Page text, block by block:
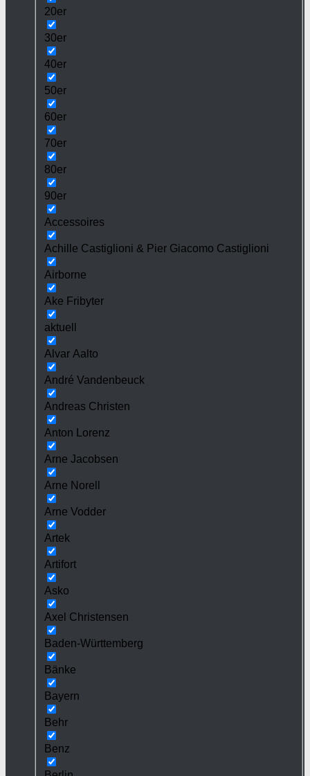
20er
30er
40er
50er
60er
70er
80er
90er
Accessoires
Achille Castiglioni & Pier Giacomo Castiglioni
Airborne
Ake Fribyter
aktuell
Alvar Aalto
André Vandenbeuck
Andreas Christen
Anton Lorenz
Arne Jacobsen
Arne Norell
Arne Vodder
Artek
Artifort
Asko
Axel Christensen
Baden-Württemberg
Bänke
Bayern
Behr
Benz